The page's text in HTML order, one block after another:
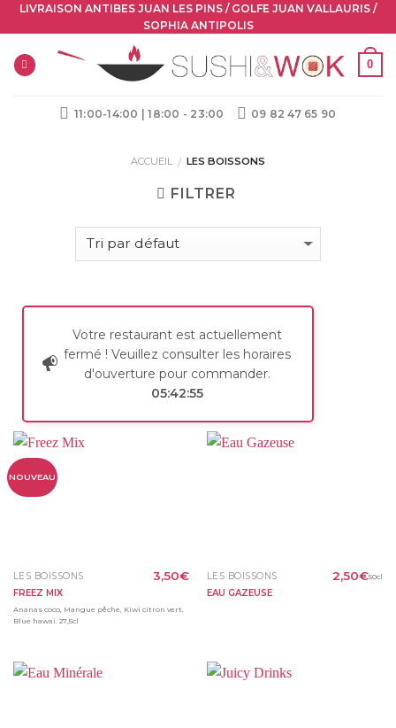
Skip
to
content
LIVRAISON ANTIBES JUAN LES PINS / GOLFE JUAN VALLAURIS /
SOPHIA ANTIPOLIS
0
11:00-14:00 | 18:00 - 23:00 09 82 47 65 90
ACCUEIL / LES BOISSONS
FILTRER
Votre restaurant est actuellement
fermé ! Veuillez consulter les horaires
d'ouverture pour commander.
05:42:55
NOUVEAU
LES BOISSONS
FREEZ MIX
3,50€
Ananas coco, Mangue pêche, Kiwi citron vert,
Blue hawai. 27,5cl
LES BOISSONS
EAU GAZEUSE
2,50€50cl